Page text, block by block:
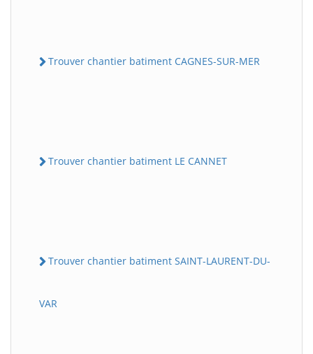
Trouver chantier batiment CAGNES-SUR-MER
Trouver chantier batiment LE CANNET
Trouver chantier batiment SAINT-LAURENT-DU-
VAR